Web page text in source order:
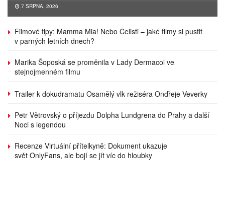
7 SRPNA, 2026
Filmové tipy: Mamma Mia! Nebo Čelisti – jaké filmy si pustit
v parných letních dnech?
Marika Šoposká se proměnila v Lady Dermacol ve
stejnojmenném filmu
Trailer k dokudramatu Osamělý vlk režiséra Ondřeje Veverky
Petr Větrovský o příjezdu Dolpha Lundgrena do Prahy a další
Noci s legendou
Recenze Virtuální přítelkyně: Dokument ukazuje
svět OnlyFans, ale bojí se jít víc do hloubky